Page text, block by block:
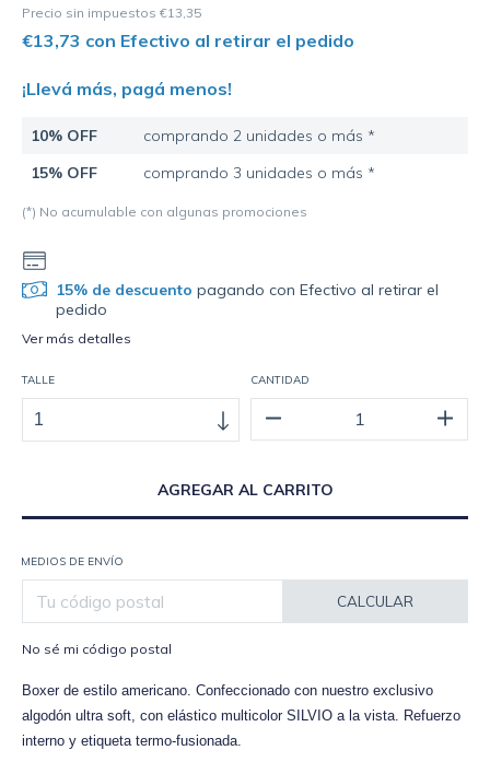
Precio sin impuestos €13,35
€13,73 con Efectivo al retirar el pedido
¡Llevá más, pagá menos!
10% OFF
comprando 2 unidades o más *
15% OFF
comprando 3 unidades o más *
(*) No acumulable con algunas promociones
15% de descuento pagando con Efectivo al retirar el
pedido
Ver más detalles
TALLE CANTIDAD
MEDIOS DE ENVÍO
CALCULAR
No sé mi código postal
Boxer de estilo americano. Confeccionado con nuestro exclusivo
algodón ultra soft, con elástico multicolor SILVIO a la vista. Refuerzo
interno y etiqueta termo-fusionada.